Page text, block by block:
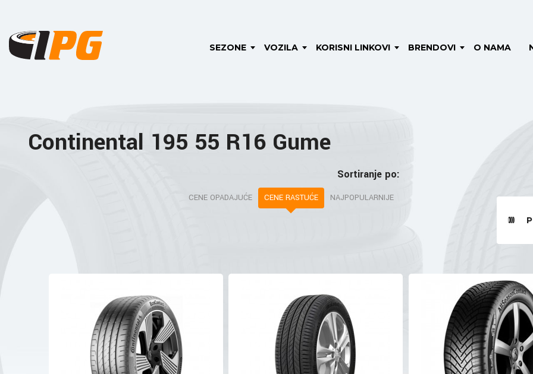
SEZONE VOZILA KORISNI LINKOVI BRENDOVI O NAMA
Continental 195 55 R16 Gume
Sortiranje po:
CENE OPADAJUĆE CENE RASTUĆE NAJPOPULARNIJE